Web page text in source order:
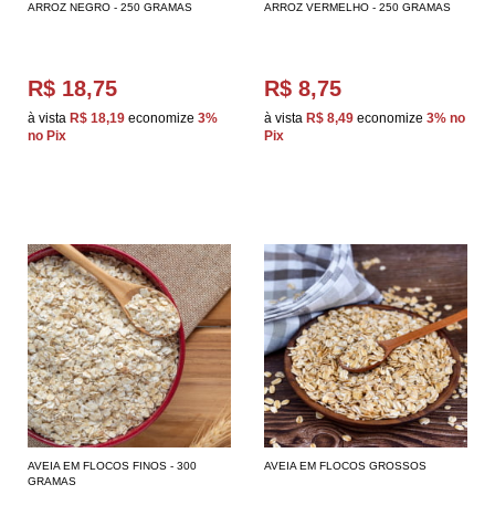
ARROZ NEGRO - 250 GRAMAS
R$ 18,75
à vista R$ 18,19 economize 3%
no Pix
ARROZ VERMELHO - 250 GRAMAS
R$ 8,75
à vista R$ 8,49 economize 3% no
Pix
AVEIA EM FLOCOS FINOS - 300
GRAMAS
AVEIA EM FLOCOS GROSSOS